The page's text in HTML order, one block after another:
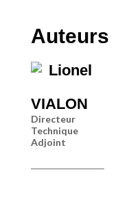
Auteurs
Lionel
VIALON
Directeur
Technique
Adjoint